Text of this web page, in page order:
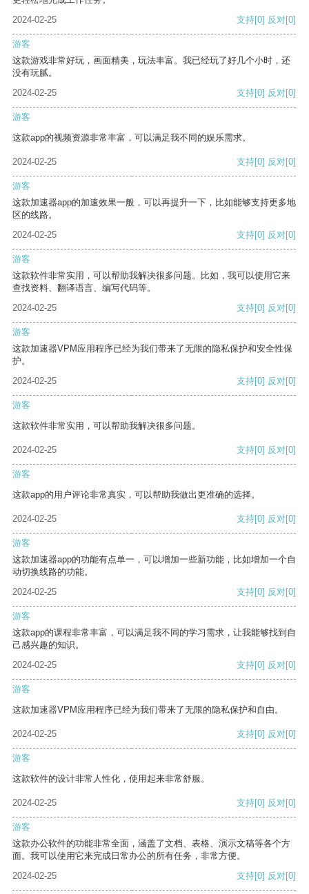
2024-02-25
支持[0] 反对[0]
游客
这款游戏非常好玩，画面精美，玩法丰富。我已经玩了好几个小时，还
没有玩腻。
2024-02-25
支持[0] 反对[0]
游客
这款app的视频资源非常丰富，可以满足我不同的娱乐需求。
2024-02-25 支持[0] 反对[0]
游客
这款加速器app的加速效果一般，可以再提升一下，比如能够支持更多地
区的线路。
2024-02-25
支持[0] 反对[0]
游客
这款软件非常实用，可以帮助我解决很多问题。比如，我可以使用它来
查找资料、翻译语言、编写代码等。
2024-02-25
支持[0] 反对[0]
游客
这款加速器VPM应用程序已经为我们带来了无限的隐私保护和安全性保
护。
2024-02-25
支持[0] 反对[0]
游客
这款软件非常实用，可以帮助我解决很多问题。
2024-02-25 支持[0] 反对[0]
游客
这款app的用户评论非常真实，可以帮助我做出更准确的选择。
2024-02-25 支持[0] 反对[0]
游客
这款加速器app的功能有点单一，可以增加一些新功能，比如增加一个自
动切换线路的功能。
2024-02-25
支持[0] 反对[0]
游客
这款app的课程非常丰富，可以满足我不同的学习需求，让我能够找到自
己感兴趣的知识。
2024-02-25
支持[0] 反对[0]
游客
这款加速器VPM应用程序已经为我们带来了无限的隐私保护和自由。
2024-02-25 支持[0] 反对[0]
游客
这款软件的设计非常人性化，使用起来非常舒服。
2024-02-25 支持[0] 反对[0]
游客
这款办公软件的功能非常全面，涵盖了文档、表格、演示文稿等各个方
面。我可以使用它来完成日常办公的所有任务，非常方便。
2024-02-25
支持[0] 反对[0]